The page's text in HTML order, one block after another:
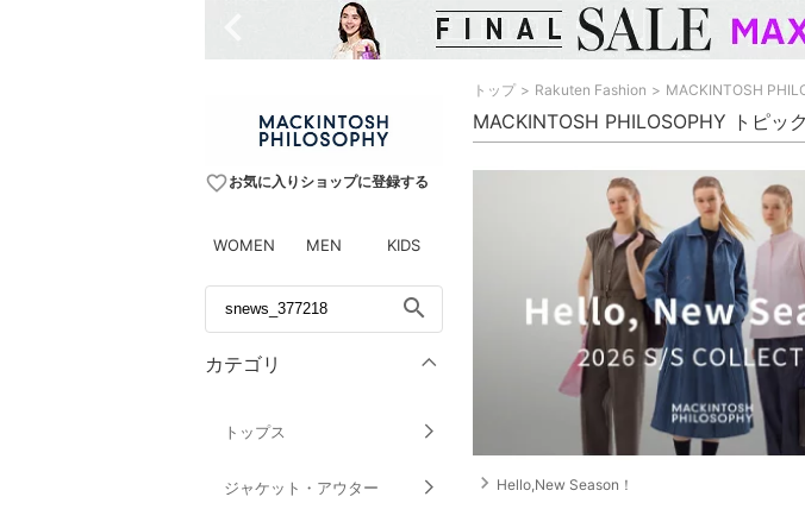
favorite_borderお気に入りショップに登録する
WOMEN MEN KIDS
search
カテゴリ
トップス
ジャケット・アウター
トップ Rakuten Fashion MACKINTOSH
MACKINTOSH PHILOSOPHY トピッ
navigate_next Hello,New Season！